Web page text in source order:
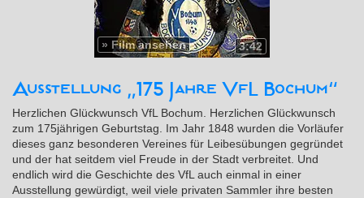
3:42
» Film ansehen
Ausstellung „175 Jahre VfL Bochum“
Herzlichen Glückwunsch VfL Bochum. Herzlichen Glückwunsch
zum 175jährigen Geburtstag. Im Jahr 1848 wurden die Vorläufer
dieses ganz besonderen Vereines für Leibesübungen gegründet
und der hat seitdem viel Freude in der Stadt verbreitet. Und
endlich wird die Geschichte des VfL auch einmal in einer
Ausstellung gewürdigt, weil viele privaten Sammler ihre besten